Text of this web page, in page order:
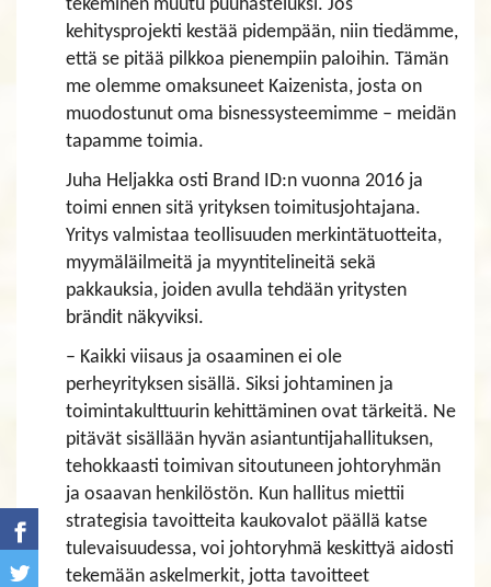
tekeminen muutu puuhasteluksi. Jos
kehitysprojekti kestää pidempään, niin tiedämme,
että se pitää pilkkoa pienempiin paloihin. Tämän
me olemme omaksuneet Kaizenista, josta on
muodostunut oma bisnessysteemimme – meidän
tapamme toimia.
Juha Heljakka osti Brand ID:n vuonna 2016 ja
toimi ennen sitä yrityksen toimitusjohtajana.
Yritys valmistaa teollisuuden merkintätuotteita,
myymäläilmeitä ja myyntitelineitä sekä
pakkauksia, joiden avulla tehdään yritysten
brändit näkyviksi.
– Kaikki viisaus ja osaaminen ei ole
perheyrityksen sisällä. Siksi johtaminen ja
toimintakulttuurin kehittäminen ovat tärkeitä. Ne
pitävät sisällään hyvän asiantuntijahallituksen,
tehokkaasti toimivan sitoutuneen johtoryhmän
ja osaavan henkilöstön. Kun hallitus miettii
strategisia tavoitteita kaukovalot päällä katse
tulevaisuudessa, voi johtoryhmä keskittyä aidosti
tekemään askelmerkit, jotta tavoitteet